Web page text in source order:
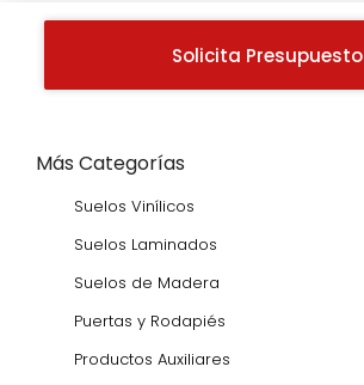
Solicita Presupuesto
Más Categorías
Suelos Vinílicos
Suelos Laminados
Suelos de Madera
Puertas y Rodapiés
Productos Auxiliares